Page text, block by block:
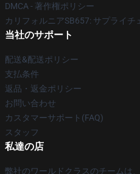
DMCA - 著作権ポリシー
カリフォルニアSB657: サプライチ
当社のサポート
配送&配送ポリシー
支払条件
返品・返金ポリシー
お問い合わせ
カスタマーサポート(FAQ)
スタッフ
私達の店
弊社のワールドクラスのチームは